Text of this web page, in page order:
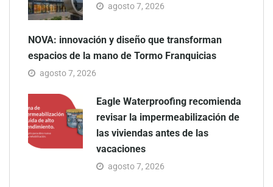
agosto 7, 2026
NOVA: innovación y diseño que transforman
espacios de la mano de Tormo Franquicias
agosto 7, 2026
Eagle Waterproofing recomienda
revisar la impermeabilización de
las viviendas antes de las
vacaciones
agosto 7, 2026